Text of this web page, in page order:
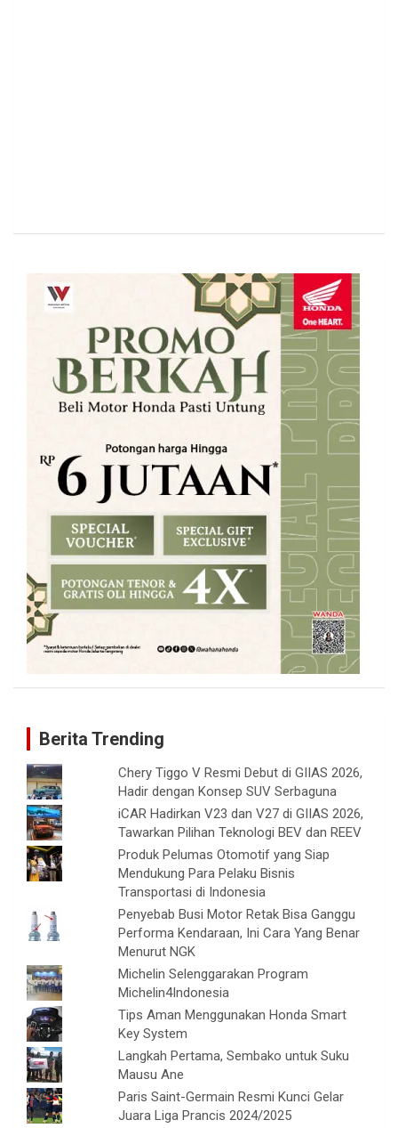
Berita Trending
Chery Tiggo V Resmi Debut di GIIAS 2026,
Hadir dengan Konsep SUV Serbaguna
iCAR Hadirkan V23 dan V27 di GIIAS 2026,
Tawarkan Pilihan Teknologi BEV dan REEV
Produk Pelumas Otomotif yang Siap
Mendukung Para Pelaku Bisnis
Transportasi di Indonesia
Penyebab Busi Motor Retak Bisa Ganggu
Performa Kendaraan, Ini Cara Yang Benar
Menurut NGK
Michelin Selenggarakan Program
Michelin4Indonesia
Tips Aman Menggunakan Honda Smart
Key System
Langkah Pertama, Sembako untuk Suku
Mausu Ane
Paris Saint-Germain Resmi Kunci Gelar
Juara Liga Prancis 2024/2025